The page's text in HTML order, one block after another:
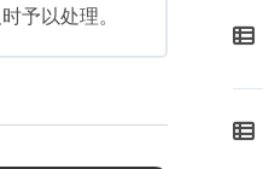
予以处理。